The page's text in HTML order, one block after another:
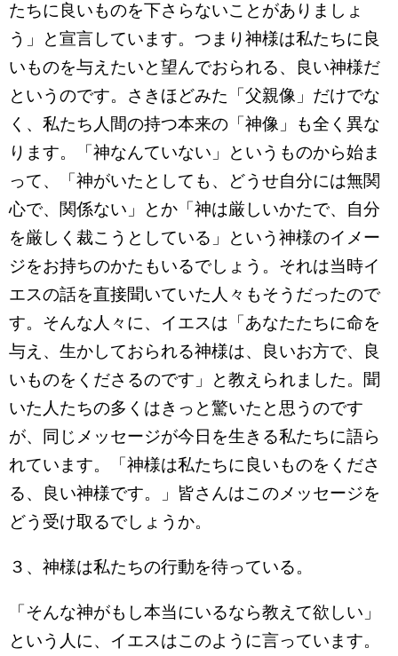
たちに良いものを下さらないことがありましょ
う」と宣言しています。つまり神様は私たちに良
いものを与えたいと望んでおられる、良い神様だ
というのです。さきほどみた「父親像」だけでな
く、私たち人間の持つ本来の「神像」も全く異な
ります。「神なんていない」というものから始ま
って、「神がいたとしても、どうせ自分には無関
心で、関係ない」とか「神は厳しいかたで、自分
を厳しく裁こうとしている」という神様のイメー
ジをお持ちのかたもいるでしょう。それは当時イ
エスの話を直接聞いていた人々もそうだったので
す。そんな人々に、イエスは「あなたたちに命を
与え、生かしておられる神様は、良いお方で、良
いものをくださるのです」と教えられました。聞
いた人たちの多くはきっと驚いたと思うのです
が、同じメッセージが今日を生きる私たちに語ら
れています。「神様は私たちに良いものをくださ
る、良い神様です。」皆さんはこのメッセージを
どう受け取るでしょうか。
３、神様は私たちの行動を待っている。
「そんな神がもし本当にいるなら教えて欲しい」
という人に、イエスはこのように言っています。